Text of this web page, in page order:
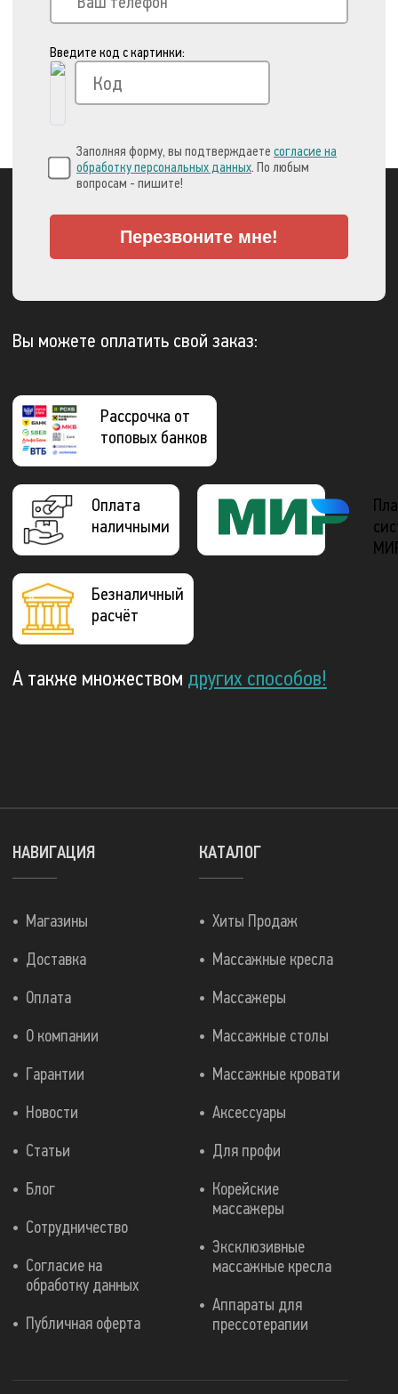
Введите код с картинки:
Заполняя форму, вы подтверждаете согласие на
обработку персональных данных. По любым
вопросам - пишите!
Перезвоните мне!
Вы можете оплатить свой заказ:
Рассрочка от
топовых банков
Оплата
наличными
Безналичный
расчёт
А также множеством других способов!
КАТАЛОГ
Хиты Продаж
Массажные кресла
Массажеры
Массажные столы
Массажные кровати
Аксессуары
Для профи
Корейские
массажеры
Эксклюзивные
массажные кресла
Аппараты для
прессотерапии
НАВИГАЦИЯ
Магазины
Доставка
Оплата
О компании
Гарантии
Новости
Статьи
Блог
Сотрудничество
Согласие на
обработку данных
Публичная оферта